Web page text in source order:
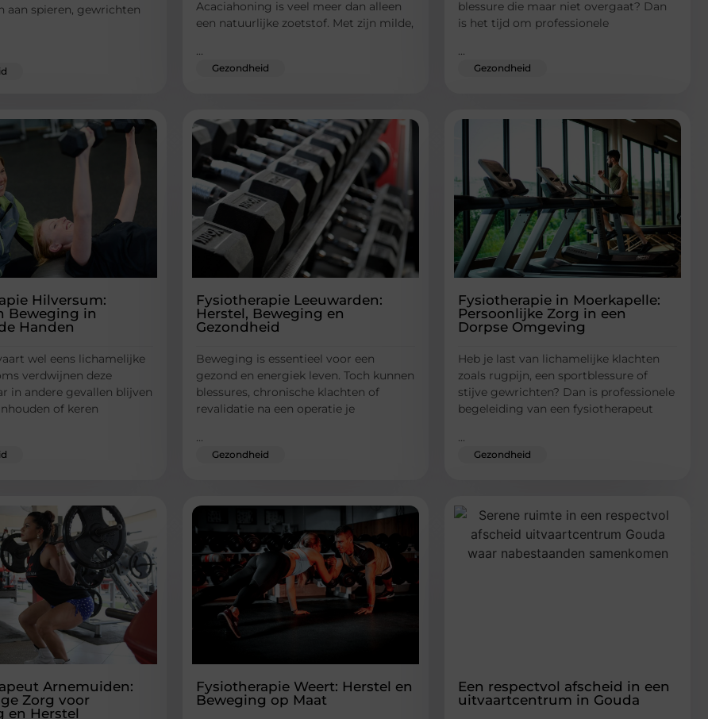
aan spieren, gewrichten
Acaciahoning is veel meer dan alleen
een natuurlijke zoetstof. Met zijn milde,
...
Gezondheid
blessure die maar niet overgaat? Dan
is het tijd om professionele
...
Gezondheid
Hilversum:
Beweging in
Handen
wel eens lichamelijke
verdwijnen deze
in andere gevallen blijven
of keren
Fysiotherapie Leeuwarden:
Herstel, Beweging en
Gezondheid
Beweging is essentieel voor een
gezond en energiek leven. Toch kunnen
blessures, chronische klachten of
revalidatie na een operatie je
...
Gezondheid
Fysiotherapie in Moerkapelle:
Persoonlijke Zorg in een
Dorpse Omgeving
Heb je last van lichamelijke klachten
zoals rugpijn, een sportblessure of
stijve gewrichten? Dan is professionele
begeleiding van een fysiotherapeut
...
Gezondheid
Arnemuiden:
Zorg voor
en Herstel
Fysiotherapie Weert: Herstel en
Beweging op Maat
Een respectvol afscheid in een
uitvaartcentrum in Gouda